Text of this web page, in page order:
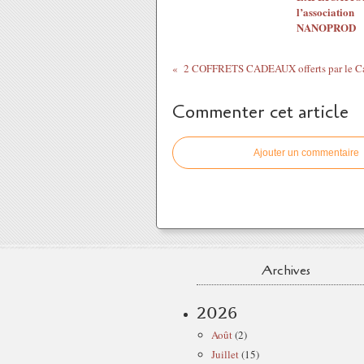
l’association
NANOPROD
Commenter cet article
Ajouter un commentaire
Archives
2026
Août(2)
Juillet(15)